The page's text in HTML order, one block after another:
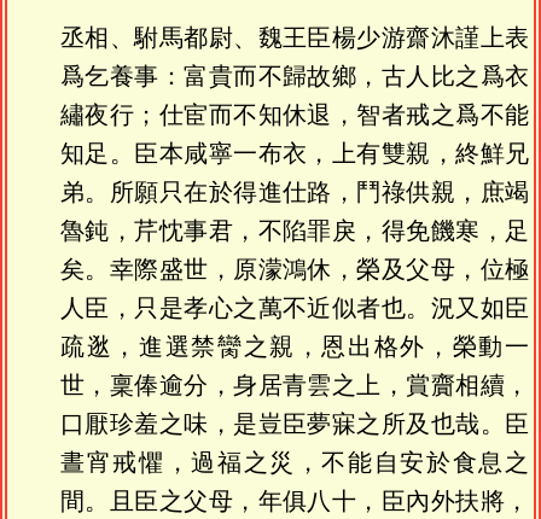
丞相、駙馬都尉、魏王臣楊少游齋沐謹上表
爲乞養事：富貴而不歸故鄉，古人比之爲衣
繡夜行；仕宦而不知休退，智者戒之爲不能
知足。臣本咸寧一布衣，上有雙親，終鮮兄
弟。所願只在於得進仕路，鬥祿供親，庶竭
魯鈍，芹忱事君，不陷罪戾，得免饑寒，足
矣。幸際盛世，原濛鴻休，榮及父母，位極
人臣，只是孝心之萬不近似者也。況又如臣
疏逖，進選禁臠之親，恩出格外，榮動一
世，稟俸逾分，身居青雲之上，賞齎相續，
口厭珍羞之味，是豈臣夢寐之所及也哉。臣
晝宵戒懼，過福之災，不能自安於食息之
間。且臣之父母，年俱八十，臣內外扶將，